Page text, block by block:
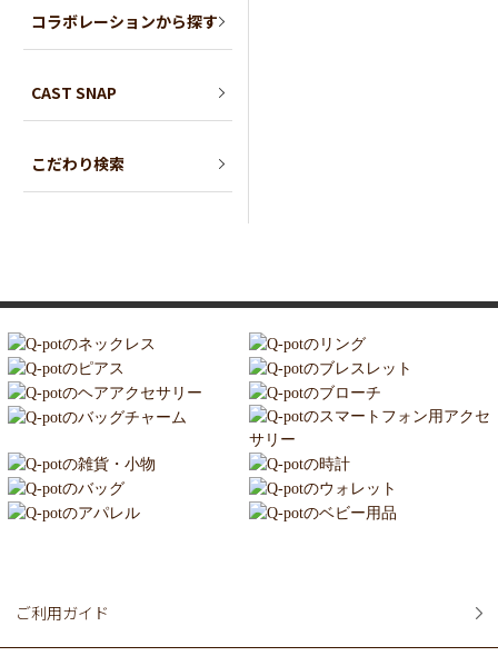
コラボレーションから探す
CAST SNAP
こだわり検索
ご利用ガイド